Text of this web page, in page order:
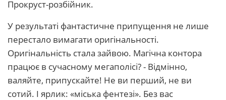
Прокруст-розбійник.
У результаті фантастичне припущення не лише
перестало вимагати оригінальності.
Оригінальність стала зайвою. Магічна контора
працює в сучасному мегаполісі? - Відмінно,
валяйте, припускайте! Не ви перший, не ви
сотий. І ярлик: «міська фентезі». Без вас